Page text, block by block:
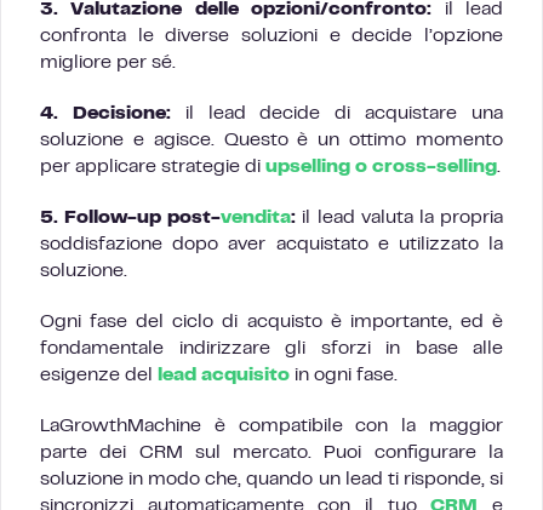
3. Valutazione delle opzioni/confronto: il lead
confronta le diverse soluzioni e decide l’opzione
migliore per sé.
4. Decisione:il lead decide di acquistare una
soluzione e agisce. Questo è un ottimo momento
per applicare strategie di upselling o cross-selling.
5. Follow-up post-vendita: il lead valuta la propria
soddisfazione dopo aver acquistato e utilizzato la
soluzione.
Ogni fase del ciclo di acquisto è importante, ed è
fondamentale indirizzare gli sforzi in base alle
esigenze del
lead acquisito in ogni fase.
LaGrowthMachine è compatibile con la maggior
parte dei CRM sul mercato. Puoi configurare la
soluzione in modo che, quando un lead ti risponde, si
sincronizzi automaticamente con il tuoCRM
e